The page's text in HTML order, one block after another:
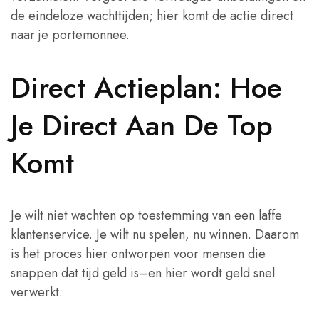
de eindeloze wachttijden; hier komt de actie direct
naar je portemonnee.
Direct Actieplan: Hoe
Je Direct Aan De Top
Komt
Je wilt niet wachten op toestemming van een laffe
klantenservice. Je wilt nu spelen, nu winnen. Daarom
is het proces hier ontworpen voor mensen die
snappen dat tijd geld is–en hier wordt geld snel
verwerkt.